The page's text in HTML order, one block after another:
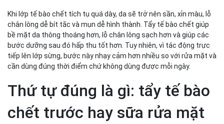
Khi lớp tế bào chết tích tụ quá dày, da sẽ trở nên sần, xỉn màu, lỗ
chân lông dễ bít tắc và mụn dễ hình thành. Tẩy tế bào chết giúp
bề mặt da thông thoáng hơn, lỗ chân lông sạch hơn và giúp các
bước dưỡng sau đó hấp thu tốt hơn. Tuy nhiên, vì tác động trực
tiếp lên lớp sừng, bước này nhạy cảm hơn nhiều so với rửa mặt và
cần dùng đúng thời điểm chứ không dùng được mỗi ngày.
Thứ tự đúng là gì: tẩy tế bào
chết trước hay sữa rửa mặt